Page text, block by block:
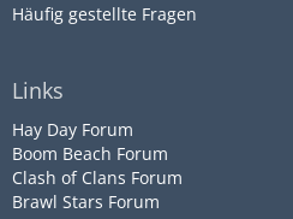
Häufig gestellte Fragen
Links
Hay Day Forum
Boom Beach Forum
Clash of Clans Forum
Brawl Stars Forum